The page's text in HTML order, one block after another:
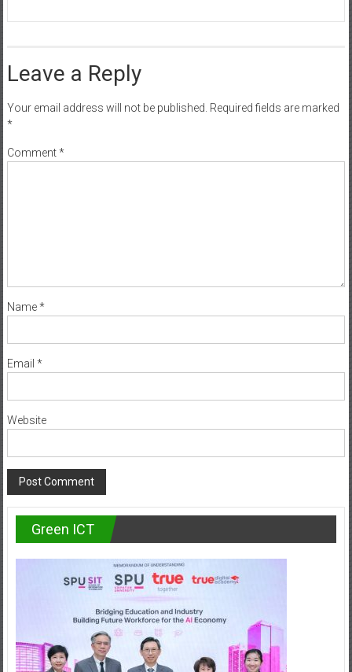
Leave a Reply
Your email address will not be published. Required fields are marked
*
Comment*
Name*
Email *
Website
Green ICT